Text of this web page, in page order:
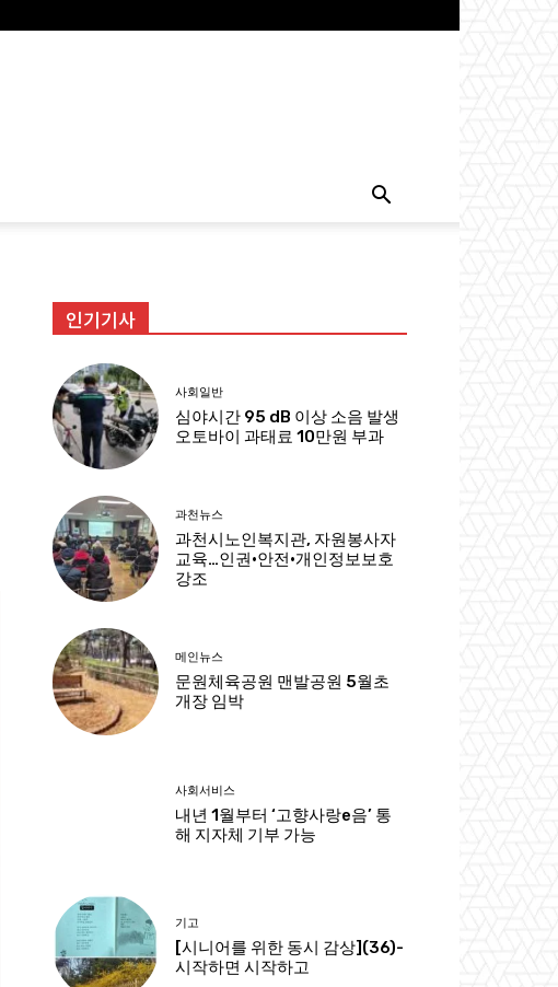
인기기사
사회일반
심야시간 95 dB 이상 소음 발생
오토바이 과태료 10만원 부과
과천뉴스
과천시노인복지관, 자원봉사자
교육…인권·안전·개인정보보호
강조
메인뉴스
문원체육공원 맨발공원 5월초
개장 임박
사회서비스
내년 1월부터 ‘고향사랑e음’ 통
해 지자체 기부 가능
기고
[시니어를 위한 동시 감상](36)-
시작하면 시작하고